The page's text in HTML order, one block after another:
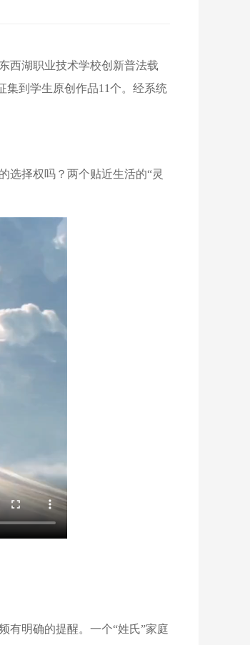
西湖职业技术学校创新普法载
到学生原创作品11个。经系统
选择权吗？两个贴近生活的“灵
有明确的提醒。一个“姓氏”家庭